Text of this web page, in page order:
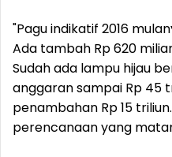
"Pagu indikatif 2016
Ada tambah Rp 620
Sudah ada lampu hijau
anggaran sampai Rp 45
penambahan Rp 15
perencanaan yang